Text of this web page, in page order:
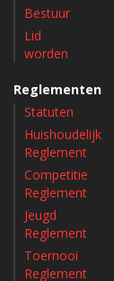
Bestuur
Lid
worden
Reglementen
Statuten
Huishoudelijk
Reglement
Competitie
Reglement
Jeugd
Reglement
Toernooi
Reglement